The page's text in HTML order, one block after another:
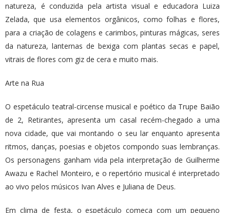
natureza, é conduzida pela artista visual e educadora Luiza
Zelada, que usa elementos orgânicos, como folhas e flores,
para a criação de colagens e carimbos, pinturas mágicas, seres
da natureza, lanternas de bexiga com plantas secas e papel,
vitrais de flores com giz de cera e muito mais.
Arte na Rua
O espetáculo teatral-circense musical e poético da Trupe Baião
de 2, Retirantes, apresenta um casal recém-chegado a uma
nova cidade, que vai montando o seu lar enquanto apresenta
ritmos, danças, poesias e objetos compondo suas lembranças.
Os personagens ganham vida pela interpretação de Guilherme
Awazu e Rachel Monteiro, e o repertório musical é interpretado
ao vivo pelos músicos Ivan Alves e Juliana de Deus.
Em clima de festa, o espetáculo começa com um pequeno